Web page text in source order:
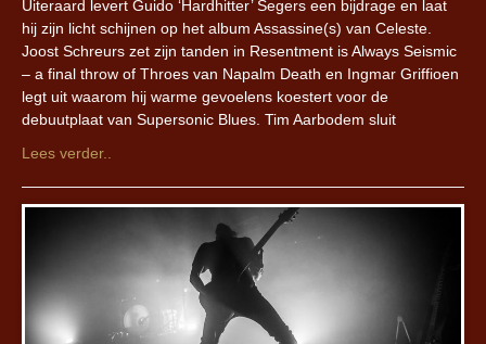
Uiteraard levert Guido ‘Hardhitter’ Segers een bijdrage en laat
hij zijn licht schijnen op het album Assassine(s) van Celeste.
Joost Schreurs zet zijn tanden in Resentment is Always Seismic
– a final throw of Throes van Napalm Death en Ingmar Griffioen
legt uit waarom hij warme gevoelens koestert voor de
debuutplaat van Supersonic Blues. Tim Aarbodem sluit
Lees verder..